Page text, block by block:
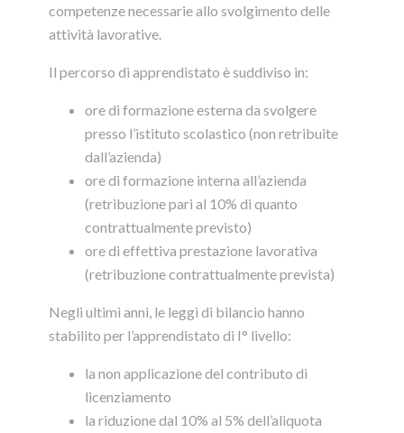
competenze necessarie allo svolgimento delle
attività lavorative.
Il percorso di apprendistato è suddiviso in:
ore di formazione esterna da svolgere
presso l’istituto scolastico (non retribuite
dall’azienda)
ore di formazione interna all’azienda
(retribuzione pari al 10% di quanto
contrattualmente previsto)
ore di effettiva prestazione lavorativa
(retribuzione contrattualmente prevista)
Negli ultimi anni, le leggi di bilancio hanno
stabilito per l’apprendistato di I° livello:
la non applicazione del contributo di
licenziamento
la riduzione dal 10% al 5% dell’aliquota